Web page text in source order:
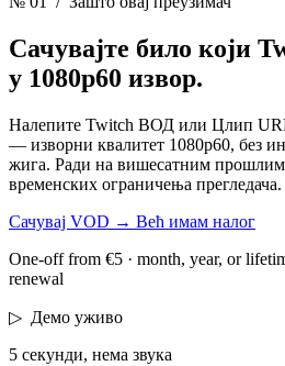
Сачувајте било који
у 1080p60 извор.
Налепите Twitch ВОД или Цлип
— изворни квалитет 1080p60, без
жига. Ради на вишесатним прошлим
временских ограничења прегледача.
Сачувај VOD → Већ имам налог
One-off from €5 · month, year, or
renewal
▷ Демо уживо
5 секунди, нема звука